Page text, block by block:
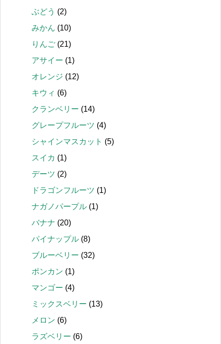
ぶどう (2)
みかん (10)
りんご (21)
アサイー (1)
オレンジ (12)
キウィ (6)
クランベリー (14)
グレープフルーツ (4)
シャインマスカット (5)
スイカ (1)
デーツ (2)
ドラゴンフルーツ (1)
ナガノパープル (1)
バナナ (20)
パイナップル (8)
ブルーベリー (32)
ポンカン (1)
マンゴー (4)
ミックスベリー (13)
メロン (6)
ラズベリー (6)